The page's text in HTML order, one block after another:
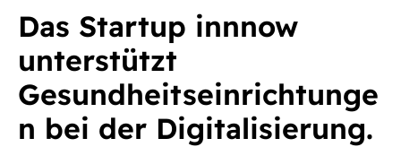
Das Startup innnow
unterstützt
Gesundheitseinrichtunge
n bei der Digitalisierung.